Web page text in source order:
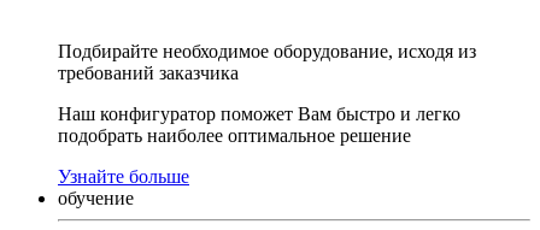
Подбирайте необходимое оборудование, исходя из
требований заказчика
Наш конфигуратор поможет Вам быстро и легко
подобрать наиболее оптимальное решение
Узнайте больше
обучение